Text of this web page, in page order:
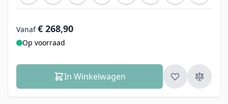
Vanaf € 268,90
Op voorraad
In Winkelwagen